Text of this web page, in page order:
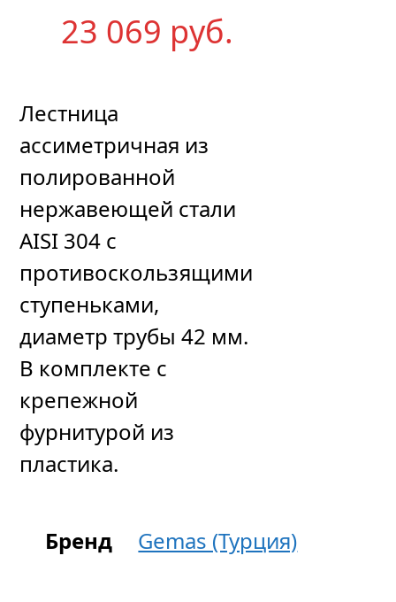
23 069 руб.
Лестница
ассиметричная из
полированной
нержавеющей стали
AISI 304 с
противоскользящими
ступеньками,
диаметр трубы 42 мм.
В комплекте с
крепежной
фурнитурой из
пластика.
Бренд Gemas (Турция)